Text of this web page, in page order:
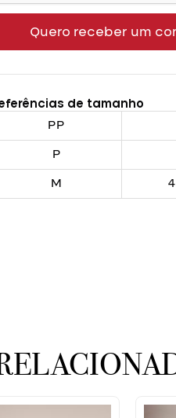
Quero receber um
de tamanho
PP
P
M